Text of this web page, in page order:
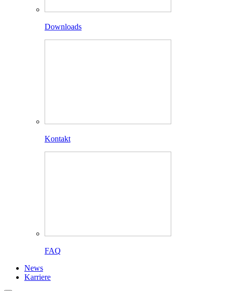
Downloads
Kontakt
FAQ
News
Karriere